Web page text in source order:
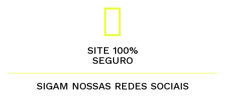
SITE 100%
SEGURO
SIGAM NOSSAS REDES SOCIAIS